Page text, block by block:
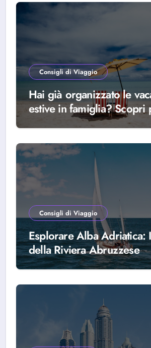
Consigli di Viaggio
Hai già organizzato le
estive in famiglia? Scopri
scegliere Alba Adriatica
Consigli di Viaggio
Esplorare Alba Adriatica:
della Riviera Abruzzese